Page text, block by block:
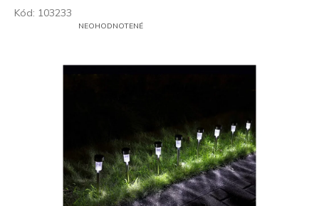
Kód: 103233
PRIEMERNÉNEOHODNOTENÉ